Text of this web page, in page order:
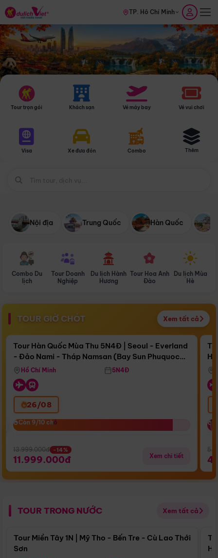
TP. Hồ Chí Minh
Tour trọn gói Khách sạn Vé máy bay Vé vui chơi
Visa Xe đưa đón Combo Thêm
Nội địa Trung Quốc Hàn Quốc
Combo Du
lịch
Tour Doanh
Nghiệp
Du lịch Hành
Hương
Tour Hoa Anh
Đào
Du lịch Mùa
Hè
TOUR GIỜ CHÓT Xem tất cả
Còn17 ngày 09:56:57
Bay Sun Phuquoc Airways
Điểm nổi bật
Tour Hàn Quốc Mùa Thu 5N4Đ | Seoul - Everland
- Đảo Nami - Tháp Namsan (Bay Sun Phuquoc
Airways)
Hồ Chí Minh 5N4Đ
26/08
Còn 9/10 chỗ
Còn 9/10 chỗ
13.999.000đ -14%
11.999.000đ Xem chi tiết
TOUR TRONG NƯỚC Xem tất cả
Điểm nổi bật
Tour Miền Tây 1N | Mỹ Tho - Bến Tre - Cù Lao Thới
Sơn